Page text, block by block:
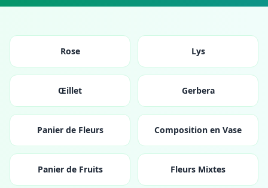
Rose Lys
Œillet Gerbera
Panier de Fleurs Composition en Vase
Panier de Fruits Fleurs Mixtes